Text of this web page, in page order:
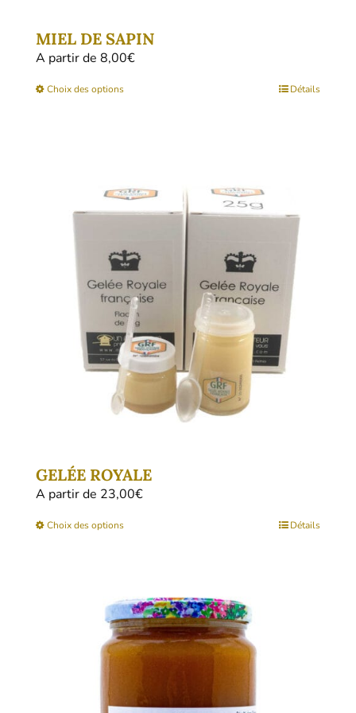
MIEL DE SAPIN
A partir de 8,00€
Choix des optionsCe
Les
options
être
choisies
sur
la
page
du
produit
Détails
GELÉE ROYALE
A partir de 23,00€
Choix des optionsCe
variations.
Les
options
être
Détails